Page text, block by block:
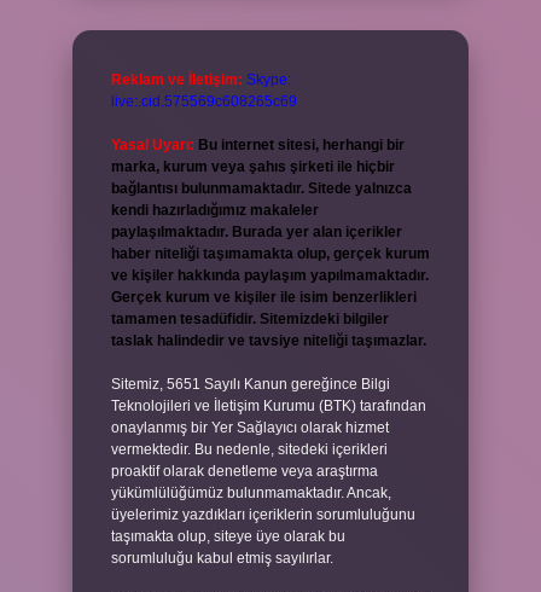
Reklam ve İletişim: Skype:
live:.cid.575569c608265c69
Yasal Uyarı: Bu internet sitesi, herhangi bir
marka, kurum veya şahıs şirketi ile hiçbir
bağlantısı bulunmamaktadır. Sitede yalnızca
kendi hazırladığımız makaleler
paylaşılmaktadır. Burada yer alan içerikler
haber niteliği taşımamakta olup, gerçek kurum
ve kişiler hakkında paylaşım yapılmamaktadır.
Gerçek kurum ve kişiler ile isim benzerlikleri
tamamen tesadüfidir. Sitemizdeki bilgiler
taslak halindedir ve tavsiye niteliği taşımazlar.
Sitemiz, 5651 Sayılı Kanun gereğince Bilgi
Teknolojileri ve İletişim Kurumu (BTK) tarafından
onaylanmış bir Yer Sağlayıcı olarak hizmet
vermektedir. Bu nedenle, sitedeki içerikleri
proaktif olarak denetleme veya araştırma
yükümlülüğümüz bulunmamaktadır. Ancak,
üyelerimiz yazdıkları içeriklerin sorumluluğunu
taşımakta olup, siteye üye olarak bu
sorumluluğu kabul etmiş sayılırlar.